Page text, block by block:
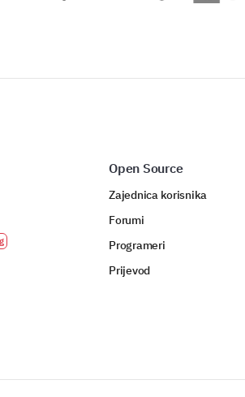
Open Source
Zajednica korisnika
Forumi
Programeri
Prijevod